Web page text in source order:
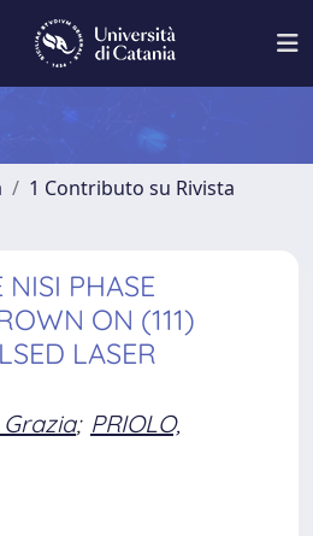
1 Contributo su Rivista
PHASE
ON (111)
LASER
Grazia; PRIOLO,